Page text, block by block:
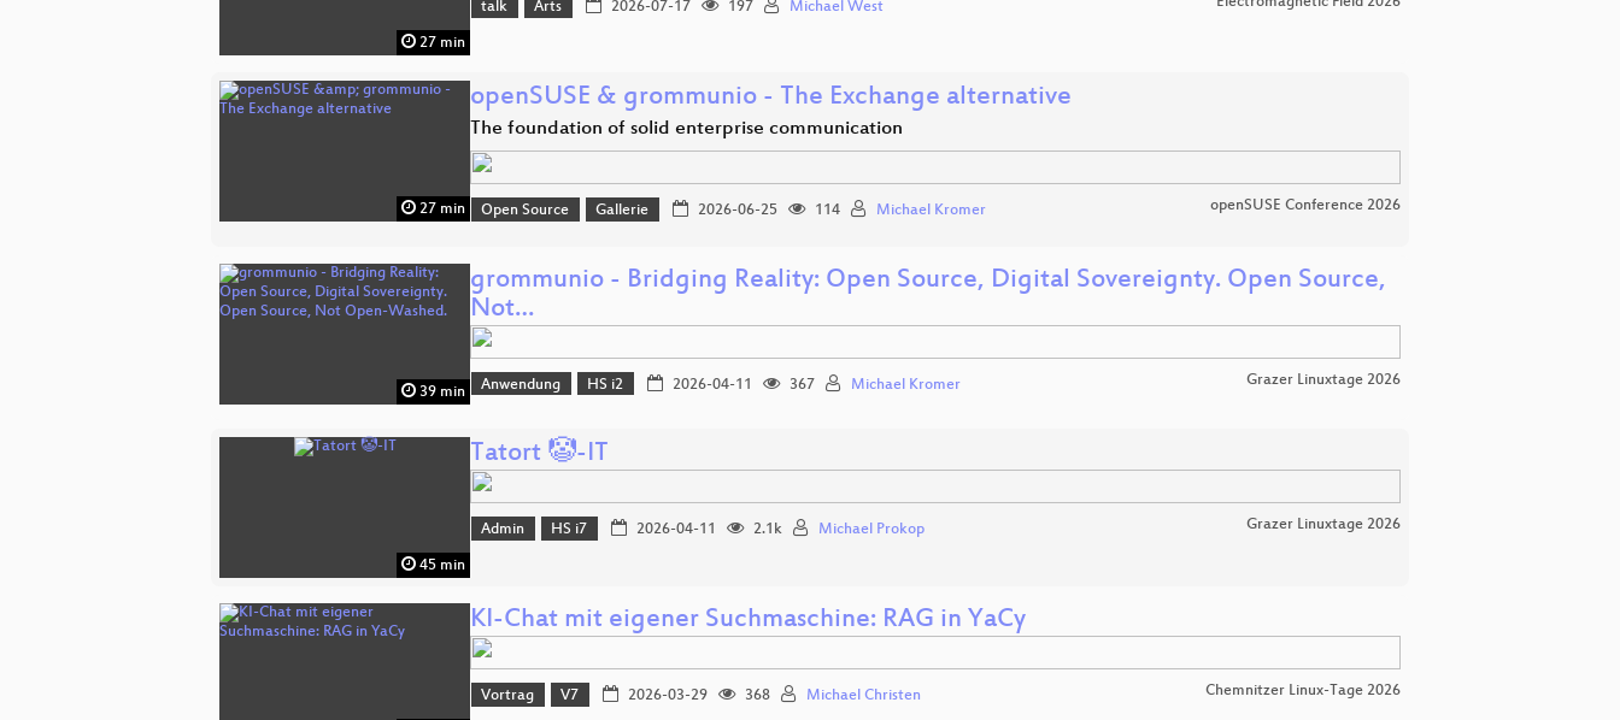
27 min
talk Arts 2026-07-17 197 Michael West
27 min
openSUSE & grommunio - The Exchange alternative
The foundation of solid enterprise communication
Open Source Gallerie 2026-06-25 114 Michael Kromer openSUSE Conference 2026
39 min
grommunio - Bridging Reality: Open Source, Digital Sovereignty. Open Source,
Not…
Anwendung HS i2 2026-04-11 367 Michael Kromer Grazer Linuxtage 2026
45 min
Tatort 🤡-IT
Admin HS i7 2026-04-11 2.1k Michael Prokop Grazer Linuxtage 2026
KI-Chat mit eigener Suchmaschine: RAG in YaCy
Vortrag V7 2026-03-29 368 Michael Christen Chemnitzer Linux-Tage 2026